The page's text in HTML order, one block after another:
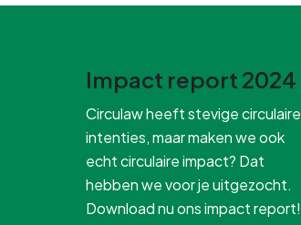
Impact report 2024
Circulaw heeft stevige circulaire
intenties, maar maken we ook
echt circulaire impact? Dat
hebben we voor je uitgezocht.
Download nu ons impact report!